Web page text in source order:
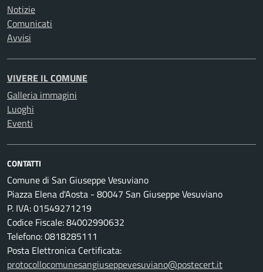
Notizie
Comunicati
Avvisi
VIVERE IL COMUNE
Galleria immagini
Luoghi
Eventi
CONTATTI
Comune di San Giuseppe Vesuviano
Piazza Elena d'Aosta - 80047 San Giuseppe Vesuviano
P. IVA: 01549271219
Codice Fiscale: 84002990632
Telefono: 0818285111
Posta Elettronica Certificata:
protocollocomunesangiuseppevesuviano@postecert.it